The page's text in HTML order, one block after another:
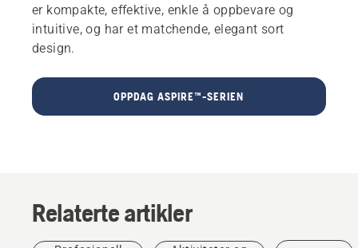
er kompakte, effektive, enkle å oppbevare og
intuitive, og har et matchende, elegant sort
design.
OPPDAG ASPIRE™-SERIEN
Relaterte artikler